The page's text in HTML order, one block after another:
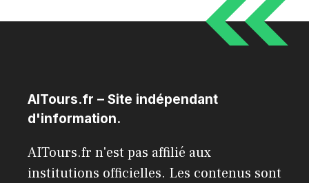
AITours.fr – Site indépendant
d'information.
AITours.fr n'est pas affilié aux
institutions officielles. Les contenus sont